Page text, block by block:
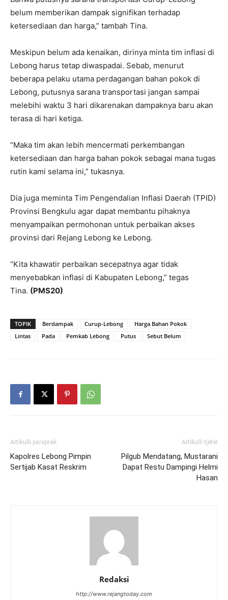
belum memberikan dampak signifikan terhadap
ketersediaan dan harga,” tambah Tina.
Meskipun belum ada kenaikan, dirinya minta tim inflasi di
Lebong harus tetap diwaspadai. Sebab, menurut
beberapa pelaku utama perdagangan bahan pokok di
Lebong, putusnya sarana transportasi jangan sampai
melebihi waktu 3 hari dikarenakan dampaknya baru akan
terasa di hari ketiga.
“Maka tim akan lebih mencermati perkembangan
ketersediaan dan harga bahan pokok sebagai mana tugas
rutin kami selama ini,” tukasnya.
Dia juga meminta Tim Pengendalian Inflasi Daerah (TPID)
Provinsi Bengkulu agar dapat membantu pihaknya
menyampaikan permohonan untuk perbaikan akses
provinsi dari Rejang Lebong ke Lebong.
“Kita khawatir perbaikan secepatnya agar tidak
menyebabkan inflasi di Kabupaten Lebong,” tegas
Tina. (PMS20)
TOPIK Berdampak Curup-Lebong
Harga Bahan Pokok
Lintas
Pada Pemkab Lebong Putus Sebut Belum
Artikulli paraprak
Kapolres Lebong Pimpin
Sertijab Kasat Reskrim
Artikulli tjetër
Pilgub Mendatang, Mustarani
Dapat Restu Dampingi Helmi
Hasan
Redaksi
http://www.rejangtoday.com